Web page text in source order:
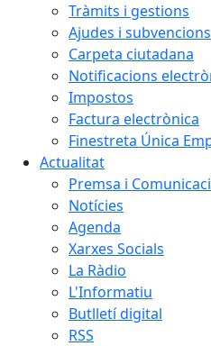
Tràmits i gestions
Ajudes i subvencions
Carpeta ciutadana
Notificacions
Impostos
Factura electrònica
Finestreta Única
Actualitat
Premsa i
Notícies
Agenda
Xarxes Socials
La Ràdio
L'Informatiu
Butlletí digital
RSS